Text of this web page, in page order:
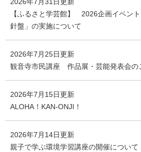
【ふるさと学芸館】 2026企画イベン
針盤」の実施について
2026年7月25日更新
観音寺市民講座 作品展・芸能発表会の
2026年7月15日更新
ALOHA！KAN-ONJI！
2026年7月14日更新
親子で学ぶ環境学習講座の開催について